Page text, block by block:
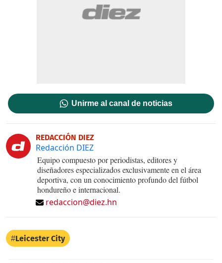
Unirme al canal de noticias
REDACCIÓN DIEZ
Redacción DIEZ
Equipo compuesto por periodistas, editores y
diseñadores especializados exclusivamente en el área
deportiva, con un conocimiento profundo del fútbol
hondureño e internacional.
redaccion@diez.hn
Leicester City